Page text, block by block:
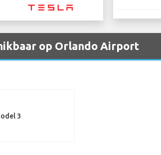
op Orlando Airport
3